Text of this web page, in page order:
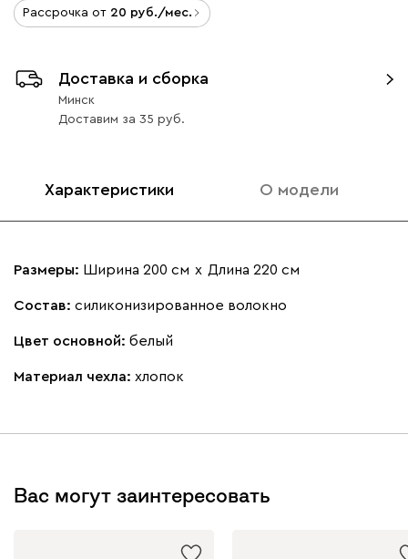
Рассрочка от 20 /мес.
Доставка и сборка
Минск
Доставим за 35
Характеристики О модели
Размеры: Ширина 200 см х Длина 220 см
Состав: силиконизированное волокно
Цвет основной: белый
Материал чехла: хлопок
Вас могут заинтересовать